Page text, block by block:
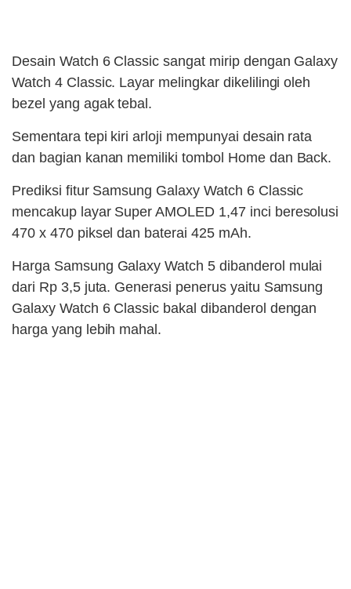
Desain Watch 6 Classic sangat mirip dengan Galaxy
Watch 4 Classic. Layar melingkar dikelilingi oleh
bezel yang agak tebal.
Sementara tepi kiri arloji mempunyai desain rata
dan bagian kanan memiliki tombol Home dan Back.
Prediksi fitur Samsung Galaxy Watch 6 Classic
mencakup layar Super AMOLED 1,47 inci beresolusi
470 x 470 piksel dan baterai 425 mAh.
Harga Samsung Galaxy Watch 5 dibanderol mulai
dari Rp 3,5 juta. Generasi penerus yaitu Samsung
Galaxy Watch 6 Classic bakal dibanderol dengan
harga yang lebih mahal.